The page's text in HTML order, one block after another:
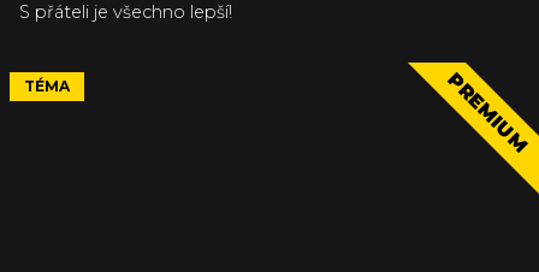
S přáteli je všechno lepší!
TÉMA PREMIUM